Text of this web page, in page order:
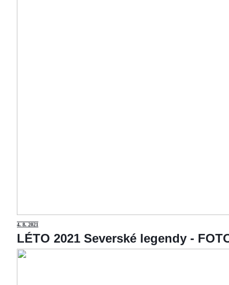
4. 8. 2021
LÉTO 2021 Severské legendy -